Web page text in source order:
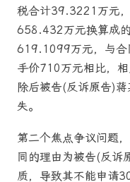
税合计39.3221万元
658.432万元换算成
619.1099万元，与合
手价710万元相比，
除后被告(反诉原告)
失。
第二个焦点争议问题
同的理由为被告(反诉
质，导致其不能申请